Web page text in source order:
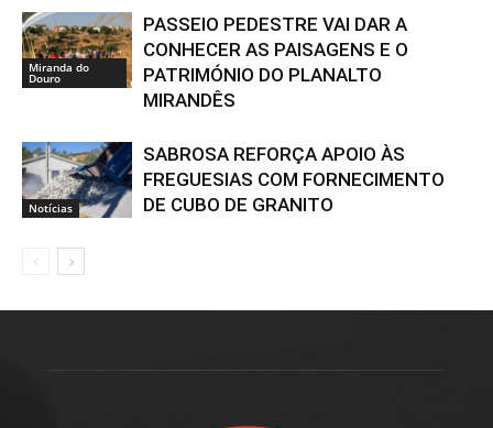
Miranda do
Douro
PASSEIO PEDESTRE VAI DAR A
CONHECER AS PAISAGENS E O
PATRIMÓNIO DO PLANALTO
MIRANDÊS
Notícias
SABROSA REFORÇA APOIO ÀS
FREGUESIAS COM FORNECIMENTO
DE CUBO DE GRANITO